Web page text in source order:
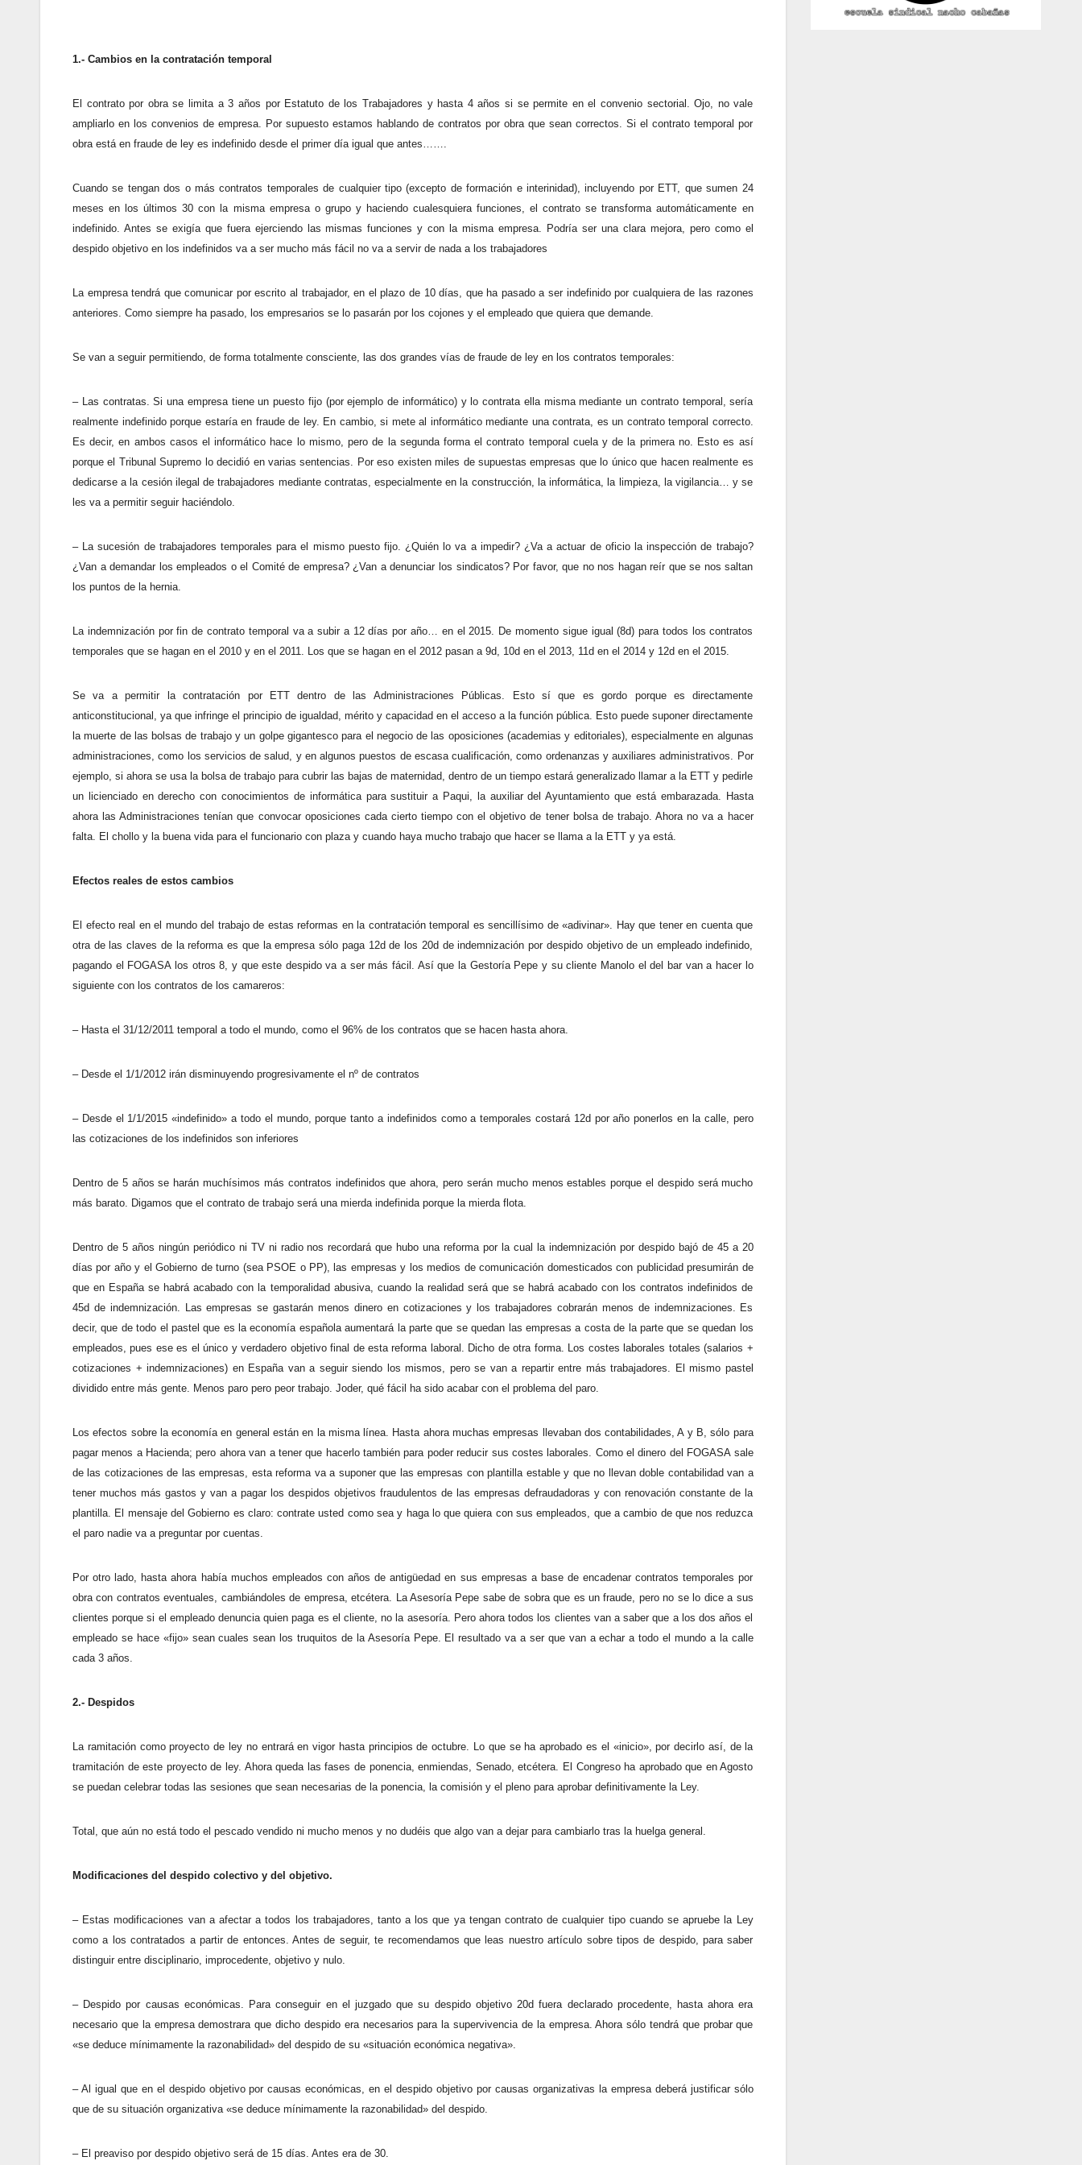
1.- Cambios en la contratación temporal
El contrato por obra se limita a 3 años por Estatuto de los Trabajadores y hasta 4 años si se permite en el convenio sectorial. Ojo, no vale
ampliarlo en los convenios de empresa. Por supuesto estamos hablando de contratos por obra que sean correctos. Si el contrato temporal por
obra está en fraude de ley es indefinido desde el primer día igual que antes…….
Cuando se tengan dos o más contratos temporales de cualquier tipo (excepto de formación e interinidad), incluyendo por ETT, que sumen 24
meses en los últimos 30 con la misma empresa o grupo y haciendo cualesquiera funciones, el contrato se transforma automáticamente en
indefinido. Antes se exigía que fuera ejerciendo las mismas funciones y con la misma empresa. Podría ser una clara mejora, pero como el
despido objetivo en los indefinidos va a ser mucho más fácil no va a servir de nada a los trabajadores
La empresa tendrá que comunicar por escrito al trabajador, en el plazo de 10 días, que ha pasado a ser indefinido por cualquiera de las razones
anteriores. Como siempre ha pasado, los empresarios se lo pasarán por los cojones y el empleado que quiera que demande.
Se van a seguir permitiendo, de forma totalmente consciente, las dos grandes vías de fraude de ley en los contratos temporales:
– Las contratas. Si una empresa tiene un puesto fijo (por ejemplo de informático) y lo contrata ella misma mediante un contrato temporal, sería
realmente indefinido porque estaría en fraude de ley. En cambio, si mete al informático mediante una contrata, es un contrato temporal correcto.
Es decir, en ambos casos el informático hace lo mismo, pero de la segunda forma el contrato temporal cuela y de la primera no. Esto es así
porque el Tribunal Supremo lo decidió en varias sentencias. Por eso existen miles de supuestas empresas que lo único que hacen realmente es
dedicarse a la cesión ilegal de trabajadores mediante contratas, especialmente en la construcción, la informática, la limpieza, la vigilancia… y se
les va a permitir seguir haciéndolo.
– La sucesión de trabajadores temporales para el mismo puesto fijo. ¿Quién lo va a impedir? ¿Va a actuar de oficio la inspección de trabajo?
¿Van a demandar los empleados o el Comité de empresa? ¿Van a denunciar los sindicatos? Por favor, que no nos hagan reír que se nos saltan
los puntos de la hernia.
La indemnización por fin de contrato temporal va a subir a 12 días por año… en el 2015. De momento sigue igual (8d) para todos los contratos
temporales que se hagan en el 2010 y en el 2011. Los que se hagan en el 2012 pasan a 9d, 10d en el 2013, 11d en el 2014 y 12d en el 2015.
Se va a permitir la contratación por ETT dentro de las Administraciones Públicas. Esto sí que es gordo porque es directamente
anticonstitucional, ya que infringe el principio de igualdad, mérito y capacidad en el acceso a la función pública. Esto puede suponer directamente
la muerte de las bolsas de trabajo y un golpe gigantesco para el negocio de las oposiciones (academias y editoriales), especialmente en algunas
administraciones, como los servicios de salud, y en algunos puestos de escasa cualificación, como ordenanzas y auxiliares administrativos. Por
ejemplo, si ahora se usa la bolsa de trabajo para cubrir las bajas de maternidad, dentro de un tiempo estará generalizado llamar a la ETT y pedirle
un licienciado en derecho con conocimientos de informática para sustituir a Paqui, la auxiliar del Ayuntamiento que está embarazada. Hasta
ahora las Administraciones tenían que convocar oposiciones cada cierto tiempo con el objetivo de tener bolsa de trabajo. Ahora no va a hacer
falta. El chollo y la buena vida para el funcionario con plaza y cuando haya mucho trabajo que hacer se llama a la ETT y ya está.
Efectos reales de estos cambios
El efecto real en el mundo del trabajo de estas reformas en la contratación temporal es sencillísimo de «adivinar». Hay que tener en cuenta que
otra de las claves de la reforma es que la empresa sólo paga 12d de los 20d de indemnización por despido objetivo de un empleado indefinido,
pagando el FOGASA los otros 8, y que este despido va a ser más fácil. Así que la Gestoría Pepe y su cliente Manolo el del bar van a hacer lo
siguiente con los contratos de los camareros:
– Hasta el 31/12/2011 temporal a todo el mundo, como el 96% de los contratos que se hacen hasta ahora.
– Desde el 1/1/2012 irán disminuyendo progresivamente el nº de contratos
– Desde el 1/1/2015 «indefinido» a todo el mundo, porque tanto a indefinidos como a temporales costará 12d por año ponerlos en la calle, pero
las cotizaciones de los indefinidos son inferiores
Dentro de 5 años se harán muchísimos más contratos indefinidos que ahora, pero serán mucho menos estables porque el despido será mucho
más barato. Digamos que el contrato de trabajo será una mierda indefinida porque la mierda flota.
Dentro de 5 años ningún periódico ni TV ni radio nos recordará que hubo una reforma por la cual la indemnización por despido bajó de 45 a 20
días por año y el Gobierno de turno (sea PSOE o PP), las empresas y los medios de comunicación domesticados con publicidad presumirán de
que en España se habrá acabado con la temporalidad abusiva, cuando la realidad será que se habrá acabado con los contratos indefinidos de
45d de indemnización. Las empresas se gastarán menos dinero en cotizaciones y los trabajadores cobrarán menos de indemnizaciones. Es
decir, que de todo el pastel que es la economía española aumentará la parte que se quedan las empresas a costa de la parte que se quedan los
empleados, pues ese es el único y verdadero objetivo final de esta reforma laboral. Dicho de otra forma. Los costes laborales totales (salarios +
cotizaciones + indemnizaciones) en España van a seguir siendo los mismos, pero se van a repartir entre más trabajadores. El mismo pastel
dividido entre más gente. Menos paro pero peor trabajo. Joder, qué fácil ha sido acabar con el problema del paro.
Los efectos sobre la economía en general están en la misma línea. Hasta ahora muchas empresas llevaban dos contabilidades, A y B, sólo para
pagar menos a Hacienda; pero ahora van a tener que hacerlo también para poder reducir sus costes laborales. Como el dinero del FOGASA sale
de las cotizaciones de las empresas, esta reforma va a suponer que las empresas con plantilla estable y que no llevan doble contabilidad van a
tener muchos más gastos y van a pagar los despidos objetivos fraudulentos de las empresas defraudadoras y con renovación constante de la
plantilla. El mensaje del Gobierno es claro: contrate usted como sea y haga lo que quiera con sus empleados, que a cambio de que nos reduzca
el paro nadie va a preguntar por cuentas.
Por otro lado, hasta ahora había muchos empleados con años de antigüedad en sus empresas a base de encadenar contratos temporales por
obra con contratos eventuales, cambiándoles de empresa, etcétera. La Asesoría Pepe sabe de sobra que es un fraude, pero no se lo dice a sus
clientes porque si el empleado denuncia quien paga es el cliente, no la asesoría. Pero ahora todos los clientes van a saber que a los dos años el
empleado se hace «fijo» sean cuales sean los truquitos de la Asesoría Pepe. El resultado va a ser que van a echar a todo el mundo a la calle
cada 3 años.
2.- Despidos
La ramitación como proyecto de ley no entrará en vigor hasta principios de octubre. Lo que se ha aprobado es el «inicio», por decirlo así, de la
tramitación de este proyecto de ley. Ahora queda las fases de ponencia, enmiendas, Senado, etcétera. El Congreso ha aprobado que en Agosto
se puedan celebrar todas las sesiones que sean necesarias de la ponencia, la comisión y el pleno para aprobar definitivamente la Ley.
Total, que aún no está todo el pescado vendido ni mucho menos y no dudéis que algo van a dejar para cambiarlo tras la huelga general.
Modificaciones del despido colectivo y del objetivo.
– Estas modificaciones van a afectar a todos los trabajadores, tanto a los que ya tengan contrato de cualquier tipo cuando se apruebe la Ley
como a los contratados a partir de entonces. Antes de seguir, te recomendamos que leas nuestro artículo sobre tipos de despido, para saber
distinguir entre disciplinario, improcedente, objetivo y nulo.
– Despido por causas económicas. Para conseguir en el juzgado que su despido objetivo 20d fuera declarado procedente, hasta ahora era
necesario que la empresa demostrara que dicho despido era necesarios para la supervivencia de la empresa. Ahora sólo tendrá que probar que
«se deduce mínimamente la razonabilidad» del despido de su «situación económica negativa».
– Al igual que en el despido objetivo por causas económicas, en el despido objetivo por causas organizativas la empresa deberá justificar sólo
que de su situación organizativa «se deduce mínimamente la razonabilidad» del despido.
– El preaviso por despido objetivo será de 15 días. Antes era de 30.